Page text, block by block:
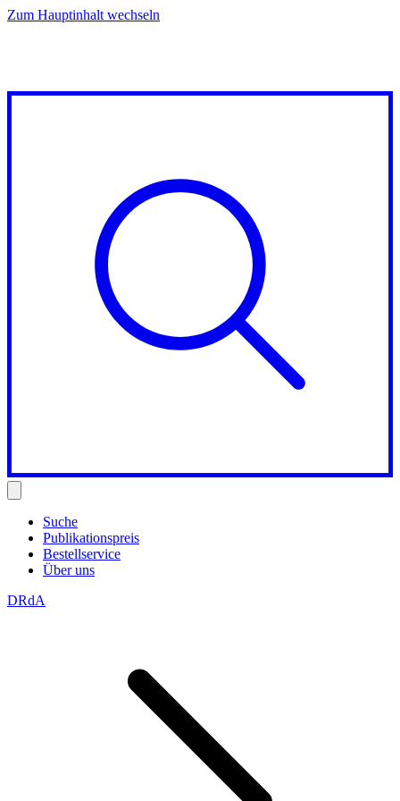
Zum Hauptinhalt wechseln
Suche
Publikationspreis
Bestellservice
Über uns
DRdA